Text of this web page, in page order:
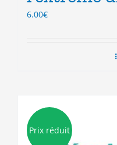
6.00€
Prix réduit